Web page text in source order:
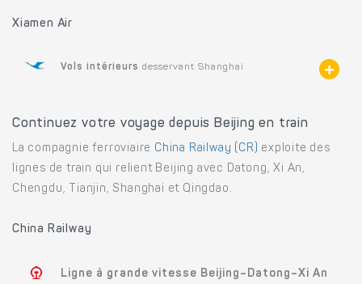
Xiamen Air
Vols intérieurs desservant Shanghai
Continuez votre voyage depuis Beijing en train
La compagnie ferroviaire China Railway (CR) exploite des
lignes de train qui relient Beijing avec Datong, Xi An,
Chengdu, Tianjin, Shanghai et Qingdao.
China Railway
Ligne à grande vitesse Beijing–Datong–Xi An